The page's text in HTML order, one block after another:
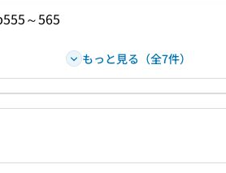
～565
もっと見る（全7件）